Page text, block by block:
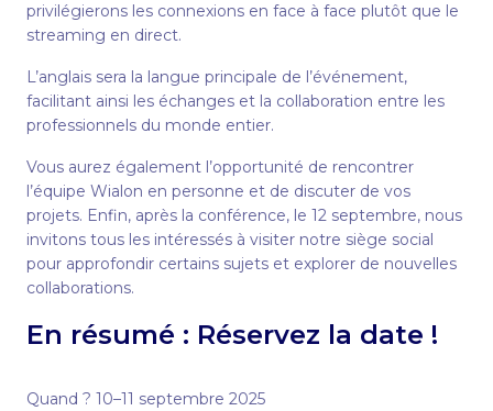
privilégierons les connexions en face à face plutôt que le
streaming en direct.
L’anglais sera la langue principale de l’événement,
facilitant ainsi les échanges et la collaboration entre les
professionnels du monde entier.
Vous aurez également l’opportunité de rencontrer
l’équipe Wialon en personne et de discuter de vos
projets. Enfin, après la conférence, le 12 septembre, nous
invitons tous les intéressés à visiter notre siège social
pour approfondir certains sujets et explorer de nouvelles
collaborations.
En résumé : Réservez la date !
Quand ? 10–11 septembre 2025